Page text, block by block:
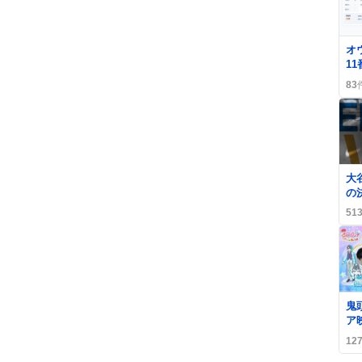
オ
11
進
83
大
の
ド
続
513
鬼
ア
決
127